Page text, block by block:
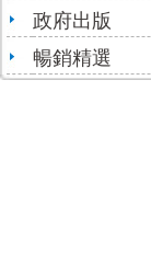
政府出版
暢銷精選